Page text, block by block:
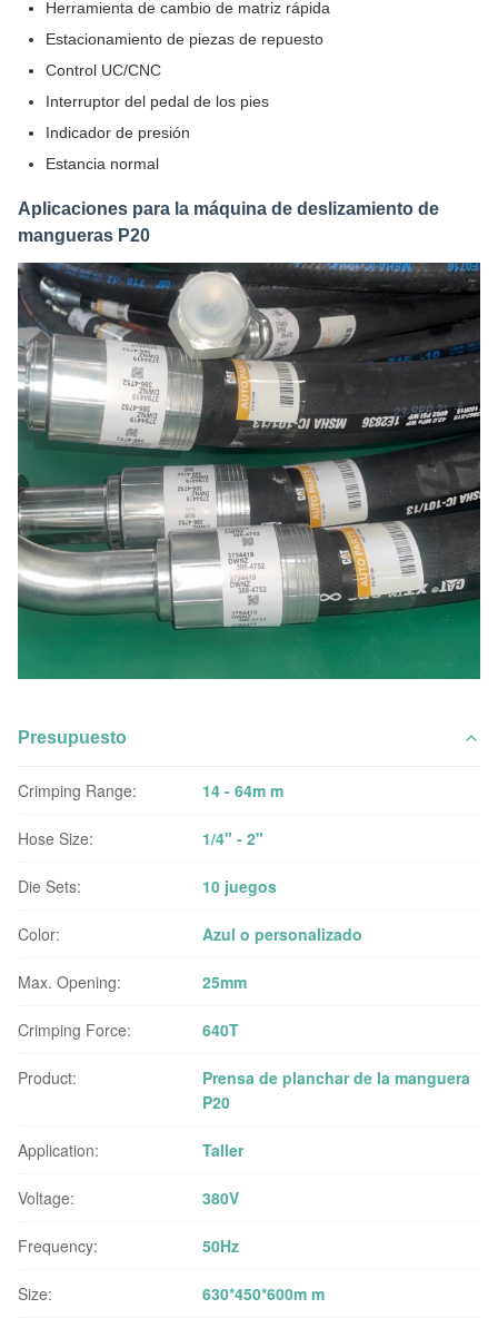
Herramienta de cambio de matriz rápida
Estacionamiento de piezas de repuesto
Control UC/CNC
Interruptor del pedal de los pies
Indicador de presión
Estancia normal
Aplicaciones para la máquina de deslizamiento de
mangueras P20
Presupuesto
Crimping Range: 14 - 64m m
Hose Size: 1/4" - 2"
Die Sets: 10 juegos
Color: Azul o personalizado
Max. Opening: 25mm
Crimping Force: 640T
Product:
Prensa de planchar de la manguera
P20
Application: Taller
Voltage: 380V
Frequency: 50Hz
Size: 630*450*600m m